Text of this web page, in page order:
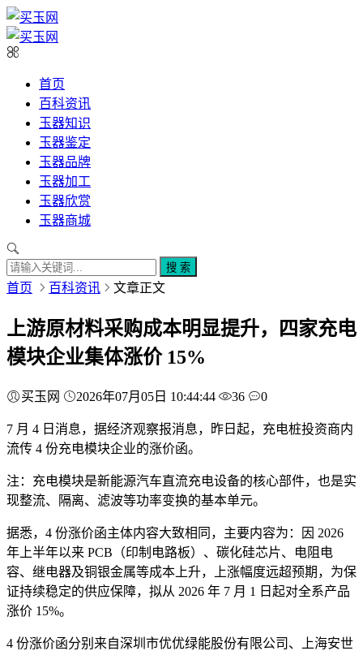
首页
百科资讯
玉器知识
玉器鉴定
玉器品牌
玉器加工
玉器欣赏
玉器商城
搜 索
首页 百科资讯 文章正文
上游原材料采购成本明显提升，四家充电
模块企业集体涨价 15%
买玉网 2026年07月05日 10:44:44 36 0
7 月 4 日消息，据经济观察报消息，昨日起，充电桩投资商内
流传 4 份充电模块企业的涨价函。
注：充电模块是新能源汽车直流充电设备的核心部件，也是实
现整流、隔离、滤波等功率变换的基本单元。
据悉，4 份涨价函主体内容大致相同，主要内容为：因 2026
年上半年以来 PCB（印制电路板）、碳化硅芯片、电阻电
容、继电器及铜银金属等成本上升，上涨幅度远超预期，为保
证持续稳定的供应保障，拟从 2026 年 7 月 1 日起对全系产品
涨价 15%。
4 份涨价函分别来自深圳市优优绿能股份有限公司、上海安世